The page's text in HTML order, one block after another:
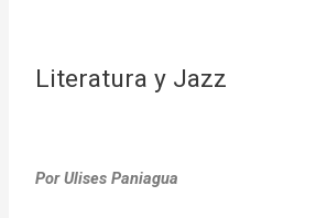
Literatura y Jazz
Por Ulises Paniagua